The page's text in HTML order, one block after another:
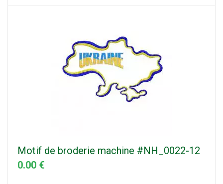
Motif de broderie machine #NH_0022-12
0.00 €